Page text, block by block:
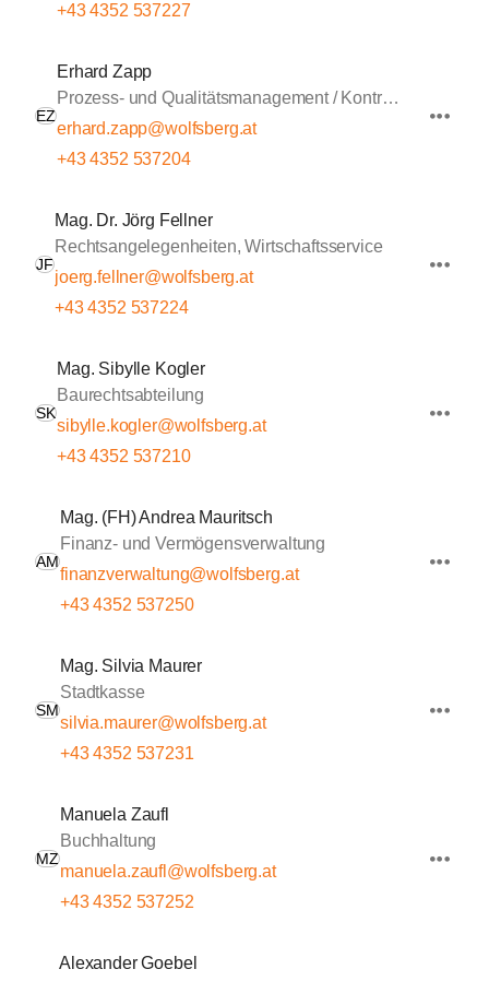
+43 4352 537227
EZ
Erhard Zapp
Prozess- und Qualitätsmanagement / Kontrolle
erhard.zapp@wolfsberg.at
+43 4352 537204
JF
Mag. Dr. Jörg Fellner
Rechtsangelegenheiten, Wirtschaftsservice
joerg.fellner@wolfsberg.at
+43 4352 537224
SK
Mag. Sibylle Kogler
Baurechtsabteilung
sibylle.kogler@wolfsberg.at
+43 4352 537210
AM
Mag. (FH) Andrea Mauritsch
Finanz- und Vermögensverwaltung
finanzverwaltung@wolfsberg.at
+43 4352 537250
SM
Mag. Silvia Maurer
Stadtkasse
silvia.maurer@wolfsberg.at
+43 4352 537231
MZ
Manuela Zaufl
Buchhaltung
manuela.zaufl@wolfsberg.at
+43 4352 537252
Alexander Goebel